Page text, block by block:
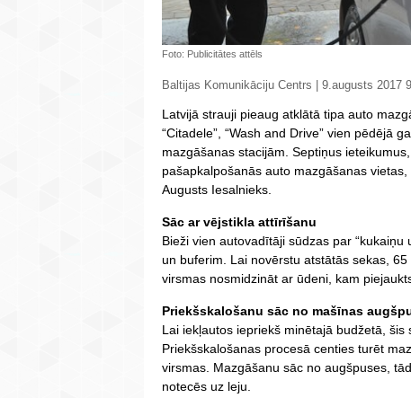
Foto: Publicitātes attēls
Baltijas Komunikāciju Centrs | 9.augusts 2017
Latvijā strauji pieaug atklātā tipa auto
“Citadele”, “Wash and Drive” vien pēdējā
mazgāšanas stacijām. Septiņus
pašapkalpošanās auto mazgāšanas
Augusts Iesalnieks.
Sāc ar vējstikla attīrīšanu
Bieži vien autovadītāji sūdzas par
un buferim. Lai novērstu atstātās sekas,
virsmas nosmidzināt ar ūdeni, kam
Priekšskalošanu sāc no mašīnas
Lai iekļautos iepriekš minētajā budžetā, šis
Priekšskalošanas procesā centies turēt
virsmas. Mazgāšanu sāc no augšpuses,
notecēs uz leju.